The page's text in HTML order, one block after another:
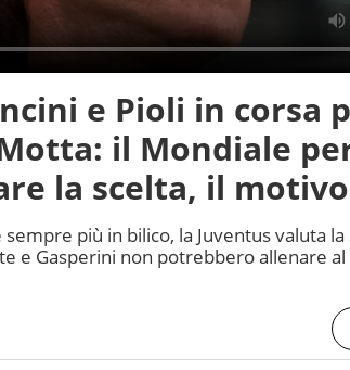
e Pioli in corsa
il Mondiale
la scelta, il motivo
più in bilico, la Juventus valuta la
e Gasperini non potrebbero allenare